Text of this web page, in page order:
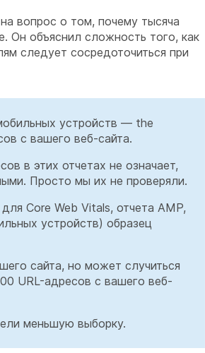
вопрос о том, почему тысяча
Он объяснил сложность того, как
следует сосредоточиться при
устройств — the
с вашего веб-сайта.
в этих отчетах не означает,
Просто мы их не проверяли.
Core Web Vitals, отчета AMP,
устройств) образец
сайта, но может случиться
URL-адресов с вашего веб-
меньшую выборку.